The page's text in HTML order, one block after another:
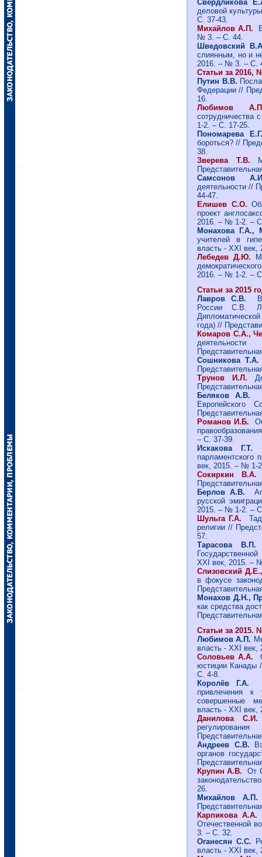
Свердликова
деловой
С. 37-43.
Михайлов А.П.
№ 3. – С. 44.
Шведовский
слиянным, но и
2016. – № 3. – С.
Статьи за 2016,
Путин В.В.
Федерации //
16.
Любимов
сотрудничества
1-2. – С. 17-25.
Пономарева
бороться? //
38.
Зверева Т.В.
Самсонов
деятельности //
44-47.
Елишев С.О.
проект
2016. – № 1-2. –
Монахова Г.А.,
учителей в
власть - ХХI
Лебедев Д.Ю.
2016. – № 1-2. –
Статьи за 2015
Лавров С.В.
России С.В.
года) //
Комаров С.А.,
Сошникова
Трунов И.Л.
Беляков А.В.
Европейского
Романов И.Б.
– С. 37-39.
Искакова Г.Т.
парламентского
век, 2015. – № 1-
Сокиркин
Берлов А.В.
русской
2015. – № 1-2. –
Шульга Г.А.
религии //
57.
Тарасова В.П.
ХХI век, 2015. –
Слизовский
в фокусе
Монахов Д.Н.,
как средства
Статьи за 2015.
Любимов А.П.
власть - ХХI
Соловьев А.А.
юстиции Канады
С. 4-8.
Королёв Г.А.
привлечения к
совершенные
власть - ХХI
Данилова
Андреев С.В.
органов
Крупин А.В.
От
26.
Михайлов
Карпикова А.А.
Отечественной
3. – С. 32.
Оганесян С.С.
власть - ХХI